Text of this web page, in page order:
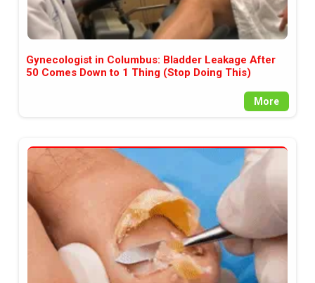
Gynecologist in Columbus: Bladder Leakage After
50 Comes Down to 1 Thing (Stop Doing This)
More